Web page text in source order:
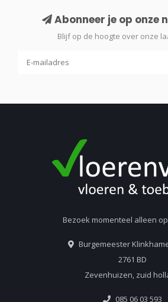
Abonneer je op onze
Blijf op de hoogte over onze
Bezoek momenteel alleen
Burgemeester
2761 BD
Zevenhuizen, zuid
085 06 03 593